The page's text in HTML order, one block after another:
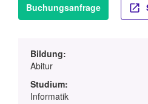
Buchungsanfrage
Bildung:
Abitur
Studium:
Informatik